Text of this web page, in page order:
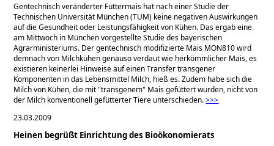
Gentechnisch veränderter Futtermais hat nach einer Studie der
Technischen Universität München (TUM) keine negativen Auswirkungen
auf die Gesundheit oder Leistungsfähigkeit von Kühen. Das ergab eine
am Mittwoch in München vorgestellte Studie des bayerischen
Agrarministeriums. Der gentechnisch modifizierte Mais MON810 wird
demnach von Milchkühen genauso verdaut wie herkömmlicher Mais, es
existieren keinerlei Hinweise auf einen Transfer transgener
Komponenten in das Lebensmittel Milch, hieß es. Zudem habe sich die
Milch von Kühen, die mit transgenem Mais gefüttert wurden, nicht von
der Milch konventionell gefütterter Tiere unterschieden.>>>
23.03.2009
Heinen begrüßt Einrichtung des Bioökonomierats